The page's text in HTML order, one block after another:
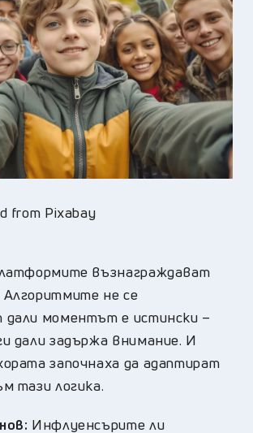
from Pixabay
възнаграждават
не се
дали моментът е истински –
дали задържа внимание. И
започнаха да адаптират
тази логика.
Инфлуенсърите ли